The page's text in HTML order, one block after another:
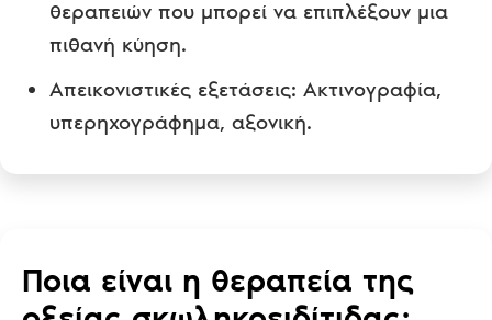
θεραπειών που μπορεί να επιπλέξουν μια
πιθανή κύηση.
Απεικονιστικές εξετάσεις: Ακτινογραφία,
υπερηχογράφημα, αξονική.
Ποια είναι η θεραπεία της